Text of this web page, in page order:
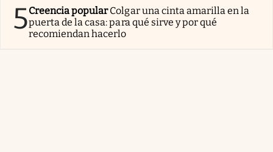
5Creencia popularColgar una cinta amarilla en la
puerta de la casa: para qué sirve y por qué
recomiendan hacerlo